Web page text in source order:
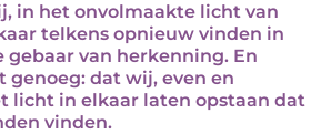
in het onvolmaakte licht van
telkens opnieuw vinden in
gebaar van herkenning. En
genoeg: dat wij, even en
licht in elkaar laten opstaan dat
vinden.